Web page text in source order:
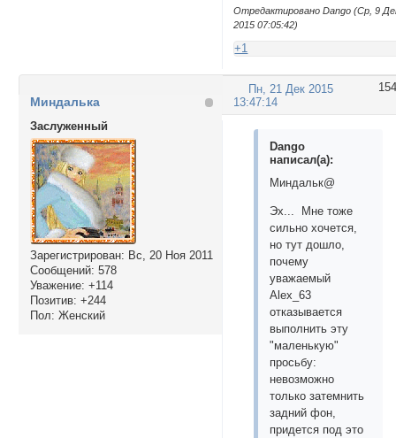
Отредактировано Dango (Ср, 9
2015 07:05:42)
+1
154
Пн, 21 Дек 2015
13:47:14
Миндалька
Заслуженный
Зарегистрирован: Вс, 20 Ноя 2011
Сообщений: 578
Уважение: +114
Позитив: +244
Пол: Женский
Dango
написал(а):
Миндальк@
Эх... Мне тоже
сильно хочется,
но тут дошло,
почему
уважаемый
Alex_63
отказывается
выполнить эту
"маленькую"
просьбу:
невозможно
только затемнить
задний фон,
придется под это